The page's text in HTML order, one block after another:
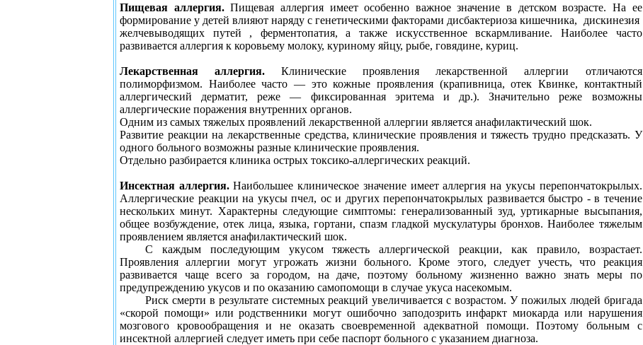
Пищевая аллергия. Пищевая аллергия имеет особенно важное значение в детском возрасте. На ее
формирование у детей влияют наряду с генетическими факторами дисбактериоза кишечника,
дискинезия
желчевыводящих путей , ферментопатия, а также искусственное вскармливание. Наиболее часто
развивается аллергия к коровьему молоку, куриному яйцу, рыбе, говядине, куриц.
Лекарственная аллергия.
Клинические проявления лекарственной аллергии отличаются
полиморфизмом. Наиболее часто — это кожные проявления (крапивница, отек Квинке, контактный
аллергический дерматит, реже — фиксированная эритема и др.). Значительно реже возможны
аллергические поражения внутренних органов.
Одним из самых тяжелых проявлений лекарственной аллергии является анафилактический шок.
Развитие реакции на лекарственные средства, клинические проявления и тяжесть трудно предсказать. У
одного больного возможны разные клинические проявления.
Отдельно разбирается клиника острых токсико-аллергических реакций.
Инсектная аллергия. Наибольшее клиническое значение имеет аллергия на укусы перепончатокрылых.
Аллергические реакции на укусы пчел, ос и других перепончатокрылых развивается быстро - в течение
нескольких минут. Характерны следующие симптомы: генерализованный зуд, уртикарные высыпания,
общее возбуждение, отек лица, языка, гортани, спазм гладкой мускулатуры бронхов. Наиболее тяжелым
проявлением является анафилактический шок.
С каждым последующим укусом тяжесть аллергической реакции, как правило, возрастает.
Проявления аллергии могут угрожать жизни больного. Кроме этого, следует учесть, что реакция
развивается чаще всего за городом, на даче, поэтому больному жизненно важно знать меры по
предупреждению укусов и по оказанию самопомощи в случае укуса насекомым.
Риск смерти в результате системных реакций увеличивается с возрастом. У пожилых людей бригада
«скорой помощи» или родственники могут ошибочно заподозрить инфаркт миокарда или нарушения
мозгового кровообращения и не оказать своевременной адекватной помощи. Поэтому больным с
инсектной аллергией следует иметь при себе паспорт больного с указанием диагноза.